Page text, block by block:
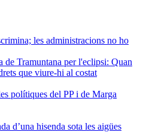
les administracions no ho
de Tramuntana per l'eclipsi: Quan
que viure-hi al costat
polítiques del PP i de Marga
d’una hisenda sota les aigües